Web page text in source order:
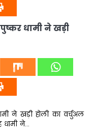
धामी ने खड़ी
ने खड़ी होली का वर्चुअल
धामी ने…